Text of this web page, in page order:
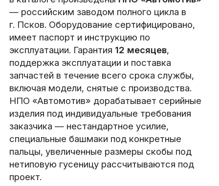
— российским заводом полного цикла в
г. Псков. Оборудование сертифицировано,
имеет паспорт и инструкцию по
эксплуатации. Гарантия 12 месяцев,
поддержка эксплуатации и поставка
запчастей в течение всего срока службы,
включая модели, снятые с производства.
НПО «Автомотив» дорабатывает серийные
изделия под индивидуальные требования
заказчика — нестандартное усилие,
специальные башмаки под конкретные
пальцы, увеличенные размеры скобы под
нетиповую гусеницу рассчитываются под
проект.